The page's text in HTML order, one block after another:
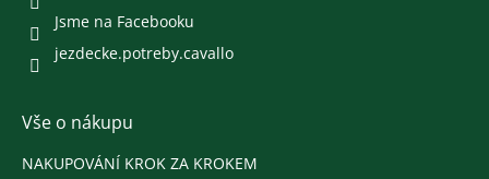
Jsme na Facebooku
jezdecke.potreby.cavallo
Vše o nákupu
NAKUPOVÁNÍ KROK ZA KROKEM